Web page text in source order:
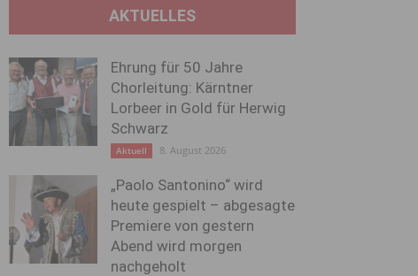
AKTUELLES
Ehrung für 50 Jahre
Chorleitung: Kärntner
Lorbeer in Gold für Herwig
Schwarz
Aktuell 8. August 2026
„Paolo Santonino“ wird
heute gespielt – abgesagte
Premiere von gestern
Abend wird morgen
nachgeholt